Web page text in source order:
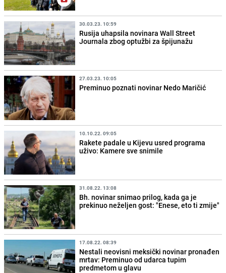
30.03.23. 10:59
Rusija uhapsila novinara Wall Street
Journala zbog optužbi za špijunažu
27.03.23. 10:05
Preminuo poznati novinar Nedo Maričić
10.10.22. 09:05
Rakete padale u Kijevu usred programa
uživo: Kamere sve snimile
31.08.22. 13:08
Bh. novinar snimao prilog, kada ga je
prekinuo neželjen gost: "Enese, eto ti zmije"
17.08.22. 08:39
Nestali neovisni meksički novinar pronađen
mrtav: Preminuo od udarca tupim
predmetom u glavu